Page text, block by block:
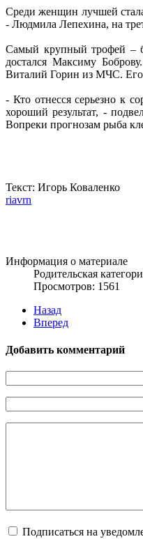
Среди женщин лучшей
- Людмила Лепехина, на
Самый крупный трофей –
достался Максиму
Виталий Горин из МЧС. Его
- Кто отнесся серьезно к
хороший результат, -
Вопреки прогнозам рыба
Текст: Игорь Коваленко
riavrn
Информация о материале
Родительская
Просмотров: 1561
Назад
Вперед
Добавить комментарий
Подписаться на